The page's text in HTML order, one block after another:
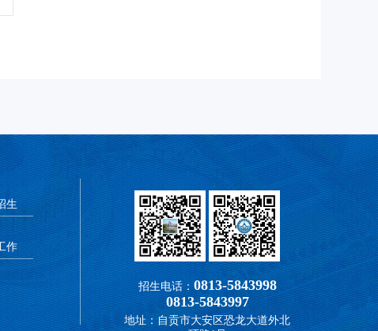
生
作
招生电话：0813-5843998
0813-5843997
地址：自贡市大安区恐龙大道外北